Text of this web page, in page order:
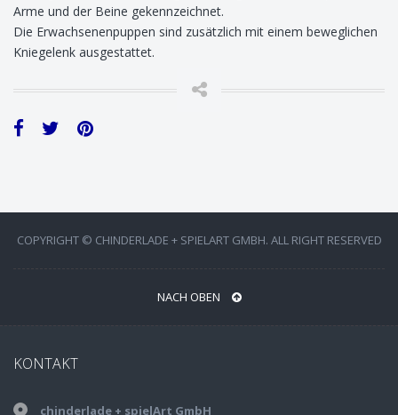
Arme und der Beine gekennzeichnet.
Die Erwachsenenpuppen sind zusätzlich mit einem beweglichen
Kniegelenk ausgestattet.
COPYRIGHT © CHINDERLADE + SPIELART GMBH. ALL RIGHT RESERVED
NACH OBEN
KONTAKT
chinderlade + spielArt GmbH